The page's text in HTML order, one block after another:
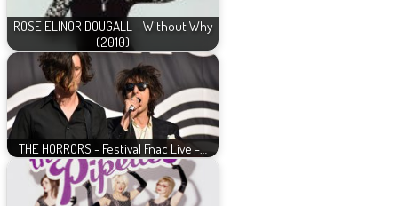
ROSE ELINOR DOUGALL - Without Why
(2010)
THE HORRORS - Festival Fnac Live -…